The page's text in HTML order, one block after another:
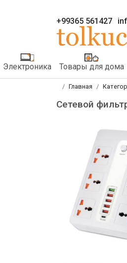
+99365 561427
Электроника Товары для дома
Главная
Сетевой